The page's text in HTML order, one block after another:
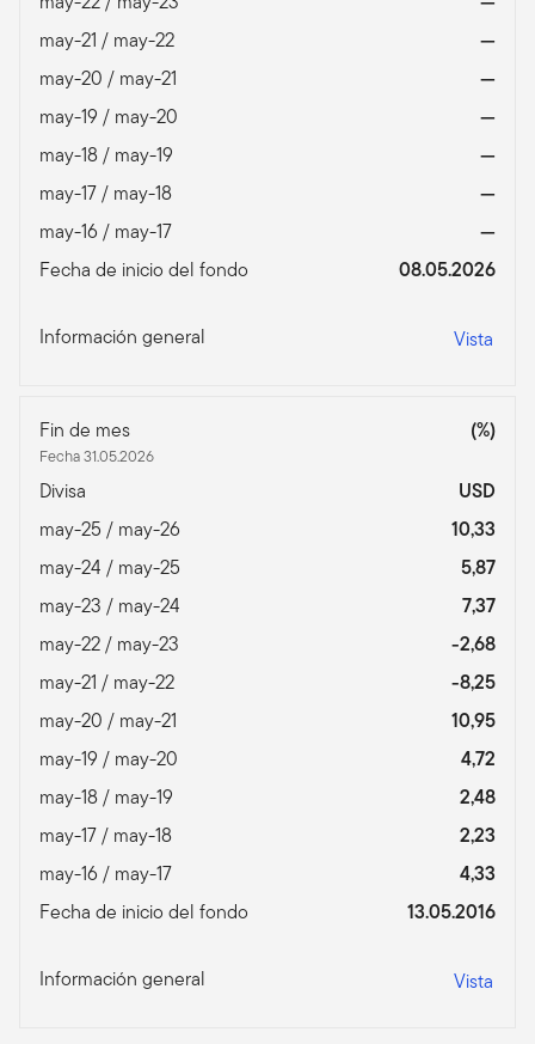
may-21 / may-22
—
may-20 / may-21
—
may-19 / may-20
—
may-18 / may-19
—
may-17 / may-18
—
may-16 / may-17
—
Fecha de inicio del fondo
08.05.2026
Información general Vista
Fin de mes
Fecha 31.05.2026
(%)
Divisa
USD
may-25 / may-26
10,33
may-24 / may-25
5,87
may-23 / may-24
7,37
may-22 / may-23
-2,68
may-21 / may-22
-8,25
may-20 / may-21
10,95
may-19 / may-20
4,72
may-18 / may-19
2,48
may-17 / may-18
2,23
may-16 / may-17
4,33
Fecha de inicio del fondo
13.05.2016
Información general Vista